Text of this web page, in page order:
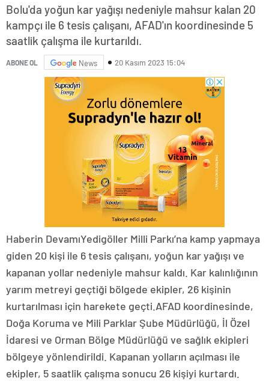
Bolu'da yoğun kar yağışı nedeniyle mahsur kalan 20
kampçı ile 6 tesis çalışanı, AFAD'ın koordinesinde 5
saatlik çalışma ile kurtarıldı.
ABONE OL News 20 Kasım 2023 15:04
Haberin DevamıYedigöller Milli Parkı’na kamp yapmaya
giden 20 kişi ile 6 tesis çalışanı, yoğun kar yağışı ve
kapanan yollar nedeniyle mahsur kaldı. Kar kalınlığının
yarım metreyi geçtiği bölgede ekipler, 26 kişinin
kurtarılması için harekete geçti.AFAD koordinesinde,
Doğa Koruma ve Mili Parklar Şube Müdürlüğü, İl Özel
İdaresi ve Orman Bölge Müdürlüğü ve sağlık ekipleri
bölgeye yönlendirildi. Kapanan yolların açılması ile
ekipler, 5 saatlik çalışma sonucu 26 kişiyi kurtardı.